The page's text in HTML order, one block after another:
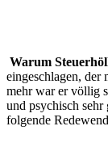
Warum
eingeschlagen, der
mehr war er völlig
und psychisch sehr
folgende